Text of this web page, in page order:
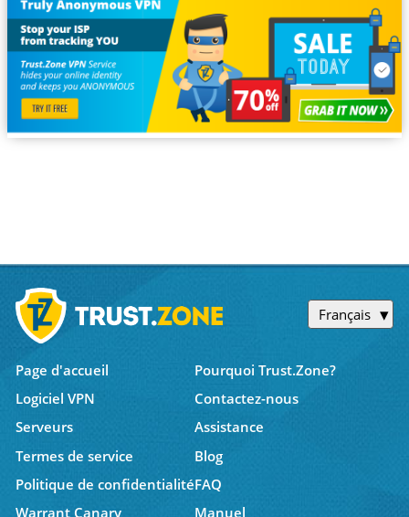
Français
Page d'accueil
Pourquoi Trust.Zone?
Logiciel VPN
Contactez-nous
Serveurs
Assistance
Termes de service
Blog
Politique de confidentialitéFAQ
Warrant Canary
Manuel